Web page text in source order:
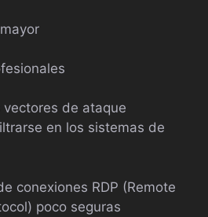
de ataque
en los sistemas de
conexiones RDP (Remote
poco seguras